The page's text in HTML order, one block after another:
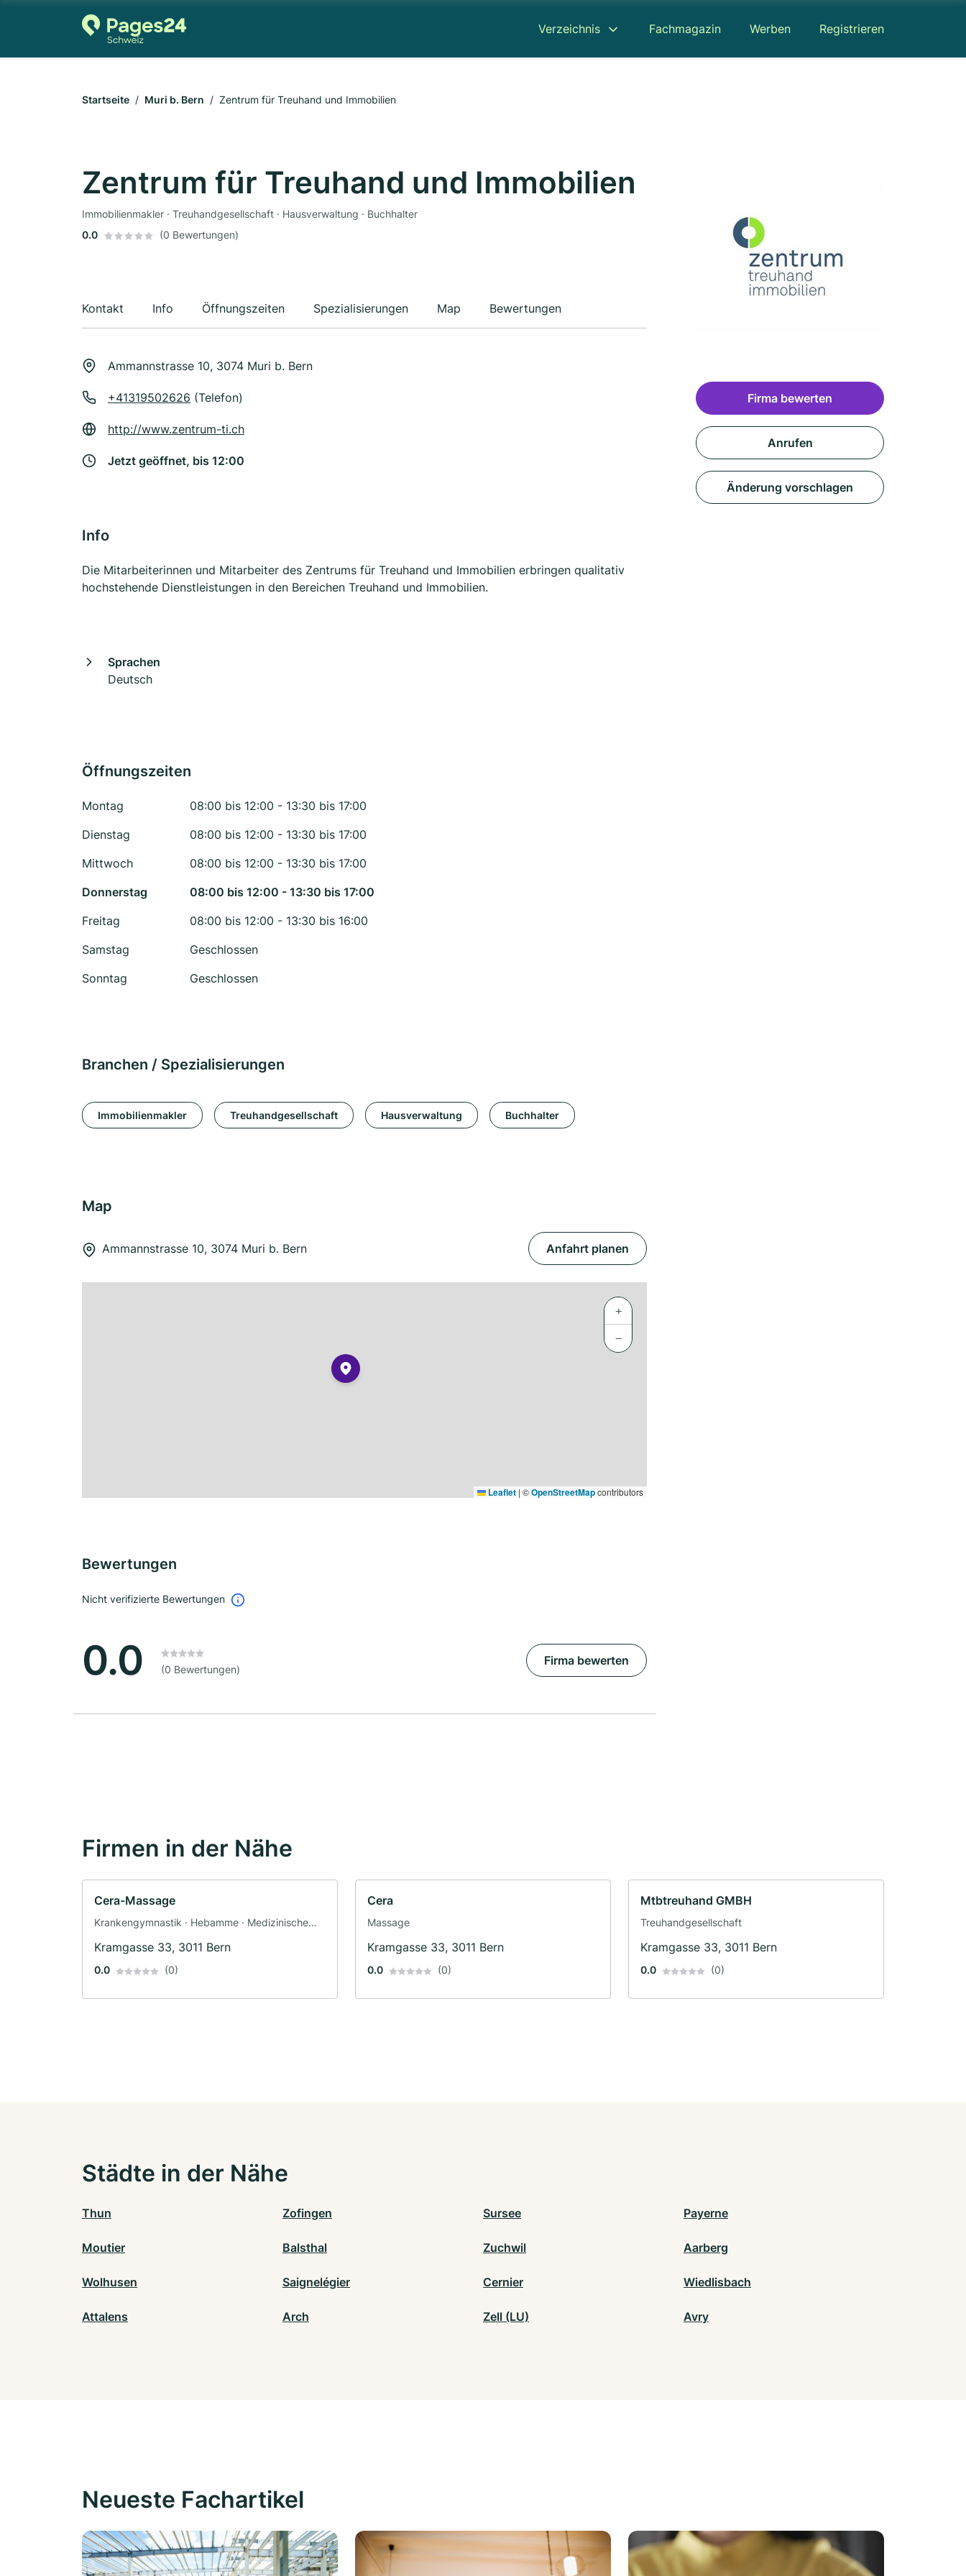
Verzeichnis Fachmagazin Werben Registrieren
Startseite Muri b. Bern Zentrum für Treuhand und Immobilien
Zentrum für Treuhand und Immobilien
Immobilienmakler · Treuhandgesellschaft · Hausverwaltung · Buchhalter
0.0
(0 Bewertungen)
Kontakt Info Öffnungszeiten Spezialisierungen Map Bewertungen
Ammannstrasse 10, 3074 Muri b. Bern
+41319502626 (Telefon)
http://www.zentrum-ti.ch
Jetzt geöffnet, bis 12:00
Info
Die Mitarbeiterinnen und Mitarbeiter des Zentrums für Treuhand und Immobilien erbringen qualitativ
hochstehende Dienstleistungen in den Bereichen Treuhand und Immobilien.
Sprachen
Deutsch
Öffnungszeiten
Montag
08:00 bis 12:00 - 13:30 bis 17:00
Dienstag
08:00 bis 12:00 - 13:30 bis 17:00
Mittwoch
08:00 bis 12:00 - 13:30 bis 17:00
Donnerstag
08:00 bis 12:00 - 13:30 bis 17:00
Freitag
08:00 bis 12:00 - 13:30 bis 16:00
Samstag
Geschlossen
Sonntag
Geschlossen
Branchen / Spezialisierungen
Immobilienmakler Treuhandgesellschaft Hausverwaltung Buchhalter
Map
Ammannstrasse 10, 3074 Muri b. Bern Anfahrt planen
+
−
Leaflet | ©OpenStreetMapcontributors
Bewertungen
Nicht verifizierte Bewertungen
0.0 (0 Bewertungen)
Firma bewerten
Firma bewerten
Anrufen
Änderung vorschlagen
Firmen in der Nähe
Cera-Massage
Krankengymnastik · Hebamme · Medizinische
Kramgasse 33, 3011 Bern
0.0 (0)
Cera
Massage
Kramgasse 33, 3011 Bern
0.0 (0)
Mtbtreuhand GMBH
Treuhandgesellschaft
Kramgasse 33, 3011 Bern
0.0 (0)
Städte in der Nähe
Thun Zofingen Sursee Payerne
Moutier Balsthal Zuchwil Aarberg
Wolhusen Saignelégier Cernier Wiedlisbach
Attalens Arch Zell (LU) Avry
Neueste Fachartikel